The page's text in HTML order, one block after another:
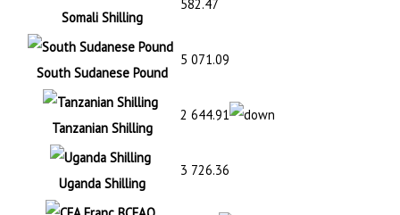
Somali Shilling
582.47
South Sudanese Pound
5 071.09
Tanzanian Shilling
2 644.91
Uganda Shilling
3 726.36